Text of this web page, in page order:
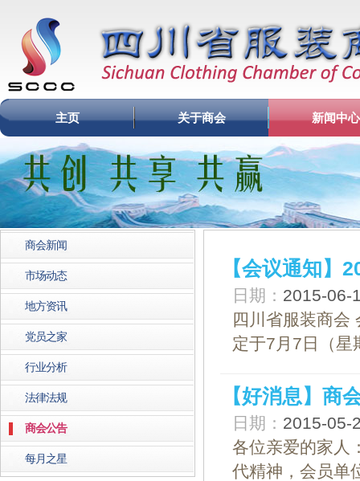
主页 关于商会 新闻中心
商会新闻
市场动态
地方资讯
党员之家
行业分析
法律法规
商会公告
每月之星
【会议通知】
日期： 2015-
四川省服装商
定于7月7日（星
【好消息】商
日期： 2015-
各位亲爱的家
代精神，会员单